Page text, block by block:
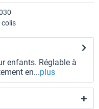
colis
enfants. Réglable à
en...plus